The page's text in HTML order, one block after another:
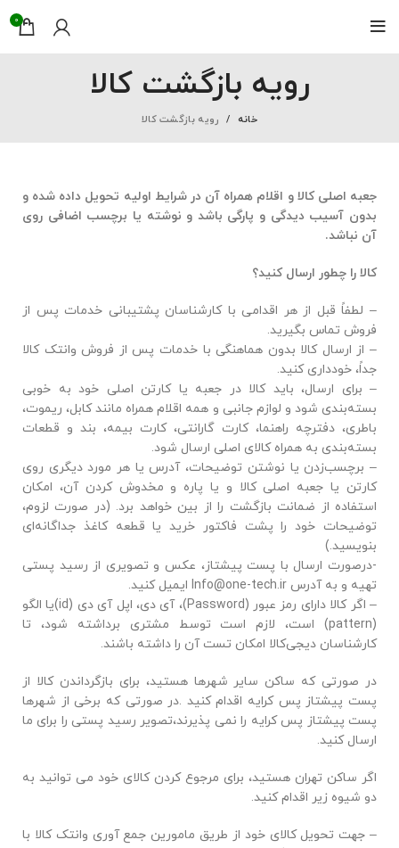
0
رویه بازگشت کالا
خانه رویه بازگشت کالا
جعبه اصلی کالا و اقلام همراه آن در شرایط اولیه تحویل داده شده و
بدون آسیب دیدگی و پارگی باشد و نوشته یا برچسب اضافی روی
آن نباشد.
کالا را چطور ارسال کنید؟
– لطفاً قبل از هر اقدامی با کارشناسان پشتیبانی خدمات پس از
فروش تماس بگیرید.
– از ارسال کالا بدون هماهنگی با خدمات پس از فروش وانتک کالا
جداً، خودداری کنید.
– برای ارسال، باید کالا در جعبه یا کارتن اصلی خود به ‏خوبی
بسته‌بندی شود و لوازم جانبی و همه اقلام همراه مانند کابل، ریموت،
باطری، دفترچه راهنما، کارت گارانتی، کارت بیمه، بند و قطعات
بسته‌بندی به همراه کالای اصلی ارسال شود.
– برچسب‌زدن یا نوشتن توضیحات، آدرس یا هر مورد دیگری روی
کارتن یا جعبه اصلی کالا و یا پاره و مخدوش کردن آن، امکان
استفاده از ضمانت بازگشت را از بین خواهد برد. (در صورت لزوم،
توضیحات خود را پشت فاکتور خرید یا قطعه کاغذ جداگانه‌ای
بنویسید.)
-درصورت ارسال با پست پیشتاز، عکس و تصویری از رسید پستی
تهیه و به آدرس Info@one-tech.ir ایمیل کنید.
– اگر کالا دارای رمز عبور (Password)، آی دی، اپل آی دی (id)یا الگو
(pattern) است، لازم است توسط مشتری برداشته شود، تا
کارشناسان دیجی‌کالا امکان تست آن را داشته باشند.
در صورتی که ساکن سایر شهرها هستید، برای بازگرداندن کالا از
پست پیشتاز پس کرایه اقدام کنید .در صورتی که برخی از شهرها
پست پیشتاز پس کرایه را نمی پذیرند،تصویر رسید پستی را برای ما
ارسال کنید.
اگر ساکن تهران هستید، برای مرجوع کردن کالای خود می توانید به
دو شیوه زیر اقدام کنید.
– جهت تحویل کالای خود از طریق مامورین جمع آوری وانتک کالا با